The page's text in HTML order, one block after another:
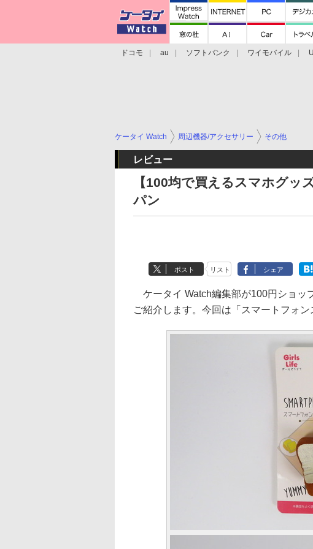
ドコモ au ソフトバンク ワイモバイル
ケータイ Watch 周辺機器/アクセサリー その他
レビュー
【100均で買えるスマホグッ
パン
ポスト リスト シェア
ケータイ Watch編集部が100円ショッ
ご紹介します。今回は「スマートフォン